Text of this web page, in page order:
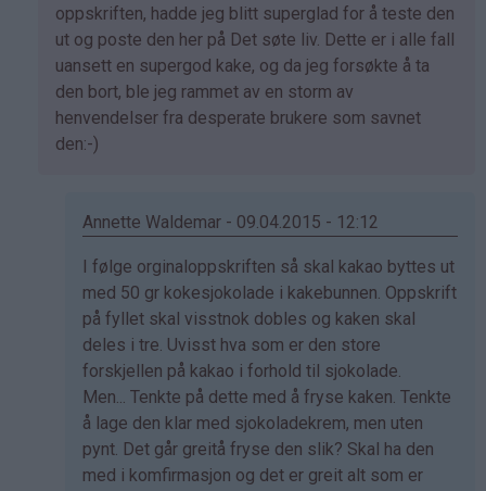
av
Marianne
(ikke
bekreftet)
oppskriften, hadde jeg blitt superglad for å teste den
ut og poste den her på Det søte liv. Dette er i alle fall
uansett en supergod kake, og da jeg forsøkte å ta
den bort, ble jeg rammet av en storm av
henvendelser fra desperate brukere som savnet
den:-)
Annette Waldemar - 09.04.2015 - 12:12
Som
svar
på
av
Kristine
-
Det…
I følge orginaloppskriften så skal kakao byttes ut
med 50 gr kokesjokolade i kakebunnen. Oppskrift
på fyllet skal visstnok dobles og kaken skal
deles i tre. Uvisst hva som er den store
forskjellen på kakao i forhold til sjokolade.
Men... Tenkte på dette med å fryse kaken. Tenkte
å lage den klar med sjokoladekrem, men uten
pynt. Det går greitå fryse den slik? Skal ha den
med i komfirmasjon og det er greit alt som er